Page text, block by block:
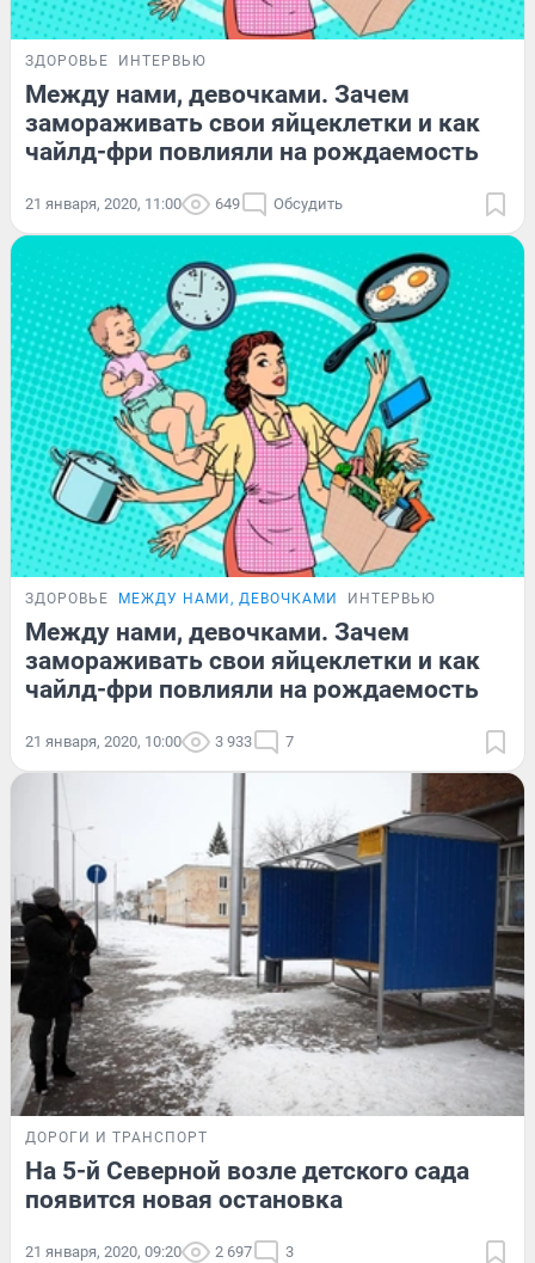
ЗДОРОВЬЕ ИНТЕРВЬЮ
Между нами, девочками. Зачем
замораживать свои яйцеклетки и как
чайлд-фри повлияли на рождаемость
21 января, 2020, 11:00 649 Обсудить
ЗДОРОВЬЕ МЕЖДУ НАМИ, ДЕВОЧКАМИ ИНТЕРВЬЮ
Между нами, девочками. Зачем
замораживать свои яйцеклетки и как
чайлд-фри повлияли на рождаемость
21 января, 2020, 10:00 3 933 7
ДОРОГИ И ТРАНСПОРТ
На 5-й Северной возле детского сада
появится новая остановка
21 января, 2020, 09:20 2 697 3